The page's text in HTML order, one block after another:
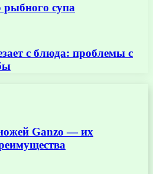
рыбного супа
с блюда: проблемы с
Ganzo — их